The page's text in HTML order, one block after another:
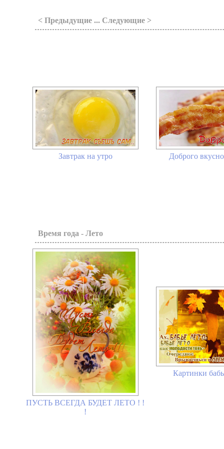
< Предыдущие ... Следующие >
Завтрак на утро Доброго
Время года - Лето
ПУСТЬ ВСЕГДА БУДЕТ ЛЕТО ! !
!
Картинки